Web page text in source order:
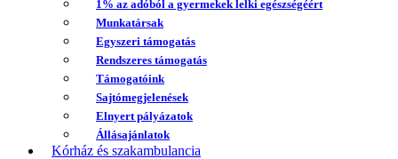
1% az adóból a gyermekek lelki egészségéért
Munkatársak
Egyszeri támogatás
Rendszeres támogatás
Támogatóink
Sajtómegjelenések
Elnyert pályázatok
Állásajánlatok
Kórház és szakambulancia